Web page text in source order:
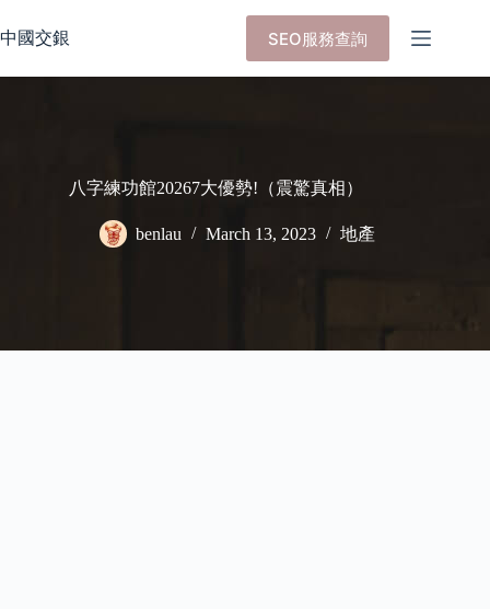
to
content
中國交銀 SEO服務查詢
八字練功館20267大優勢!（震驚真相）
benlau March 13, 2023 地產